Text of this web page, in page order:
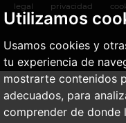
Utilizamos
Usamos cookies y
tu experiencia de
mostrarte contenidos
adecuados, para
comprender de donde
legal
privacidad